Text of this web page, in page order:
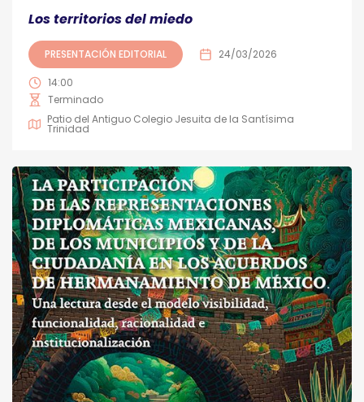
Los territorios del miedo
PRESENTACIÓN EDITORIAL 24/03/2026
14:00
Terminado
Patio del Antiguo Colegio Jesuita de la Santísima
Trinidad